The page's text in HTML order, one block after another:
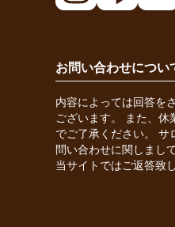
お問い合わせについ
内容によっては回答を
ございます。 また、休
でご了承ください。 サ
問い合わせに関しまし
当サイトではご返答致